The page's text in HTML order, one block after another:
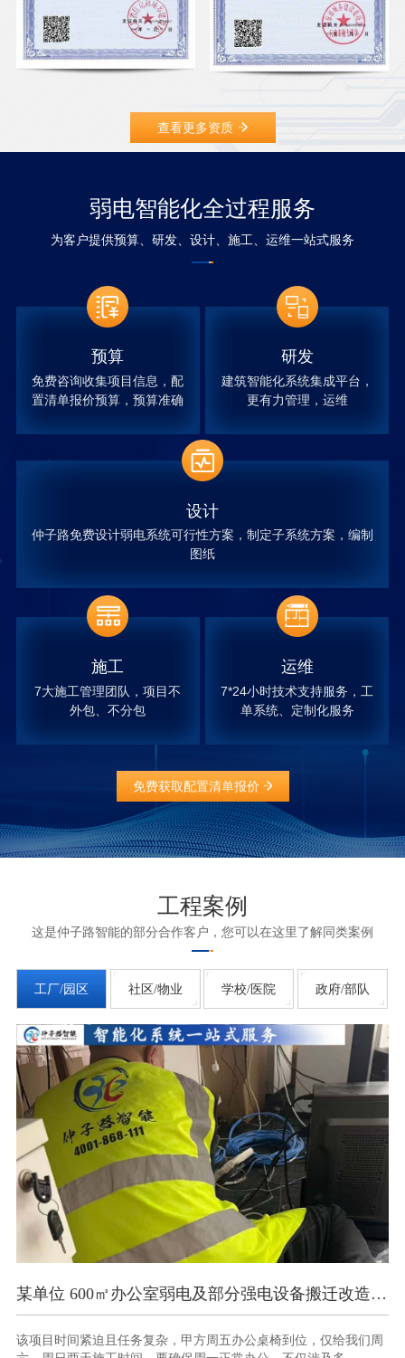
查看更多资质
弱电智能化全过程服务
为客户提供预算、研发、设计、施工、运维一站式服务
预算
免费咨询收集项目信息，配
置清单报价预算，预算准确
研发
建筑智能化系统集成平台，
更有力管理，运维
施工
7大施工管理团队，项目不
外包、不分包
运维
7*24小时技术支持服务，工
单系统、定制化服务
设计
仲子路免费设计弱电系统可行性方案，制定子系统方案，编制
图纸
免费获取配置清单报价
工程案例
这是仲子路智能的部分合作客户，您可以在这里了解同类案例
工厂/园区 社区/物业 学校/医院 政府/部队
某单位 600㎡办公室弱电及部分强电设备搬迁改造项目
位，仅给我们周
南京某部办公楼智能化弱电项目
此项目时间紧、任务重，10 天内要完成多种智能化